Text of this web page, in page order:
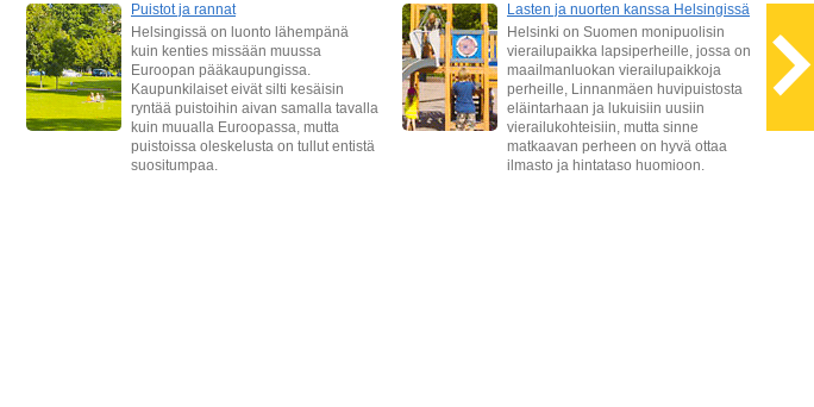
Puistot ja rannat
Helsingissä on luonto lähempänä
kuin kenties missään muussa
Euroopan pääkaupungissa.
Kaupunkilaiset eivät silti kesäisin
ryntää puistoihin aivan samalla tavalla
kuin muualla Euroopassa, mutta
puistoissa oleskelusta on tullut entistä
suositumpaa.
Lasten ja nuorten kanssa Helsingissä
Helsinki on Suomen monipuolisin
vierailupaikka lapsiperheille, jossa on
maailmanluokan vierailupaikkoja
perheille, Linnanmäen huvipuistosta
eläintarhaan ja lukuisiin uusiin
vierailukohteisiin, mutta sinne
matkaavan perheen on hyvä ottaa
ilmasto ja hintataso huomioon.